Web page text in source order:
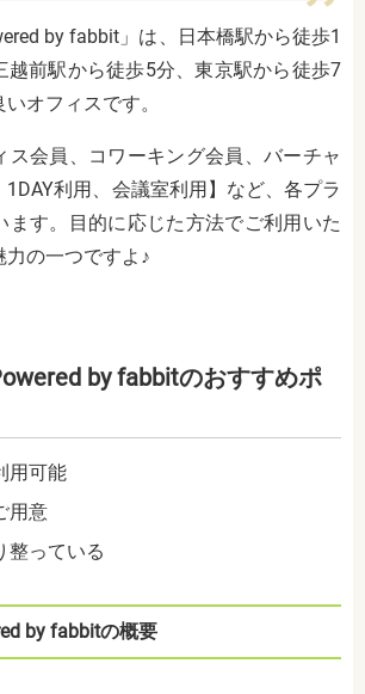
by fabbit」は、日本橋駅から徒歩1
越前駅から徒歩5分、東京駅から徒歩7
オフィスです。
ス会員、コワーキング会員、バーチャ
利用、会議室利用】など、各プラ
ます。目的に応じた方法でご利用いた
の一つですよ♪
by fabbitのおすすめポ
用可能
用意
整っている
by fabbitの概要